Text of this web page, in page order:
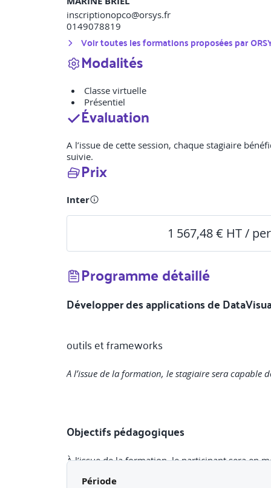
inscriptionopco@orsys.fr
0149078819
Voir toutes les formations proposées par
Modalités
Classe virtuelle
Présentiel
Évaluation
A l’issue de cette session, chaque stagiaire
suivie.
Prix
Inter
1 567,48 € HT /
Programme détaillé
Développer des applications de
outils et frameworks
A l’issue de la formation, le stagiaire sera capable
Objectifs pédagogiques
À l’issue de la formation, le participant sera en
Comprendre les principes clés de
Période